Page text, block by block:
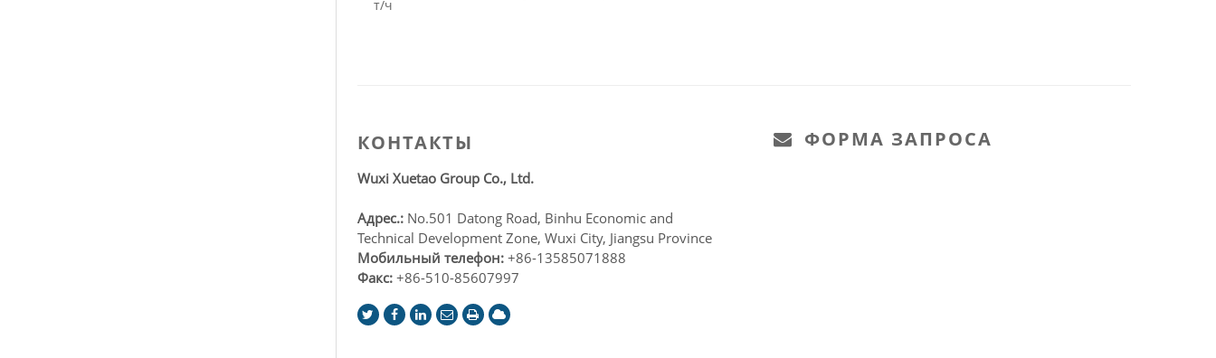
т/ч
ФОРМА ЗАПРОСА
КОНТАКТЫ
Wuxi Xuetao Group Co., Ltd.
Адрес.: No.501 Datong Road, Binhu Economic and
Technical Development Zone, Wuxi City, Jiangsu Province
Мобильный телефон: +86-13585071888
Факс: +86-510-85607997